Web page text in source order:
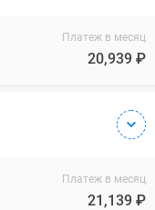
Платеж в месяц
20,939 ₽
Платеж в месяц
21,139 ₽